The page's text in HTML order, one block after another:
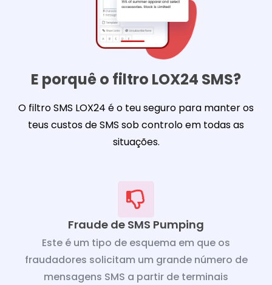
E porquê o filtro LOX24 SMS?
O filtro SMS LOX24 é o teu seguro para manter os
teus custos de SMS sob controlo em todas as
situações.
Fraude de SMS Pumping
Este é um tipo de esquema em que os
fraudadores solicitam um grande número de
mensagens SMS a partir de terminais